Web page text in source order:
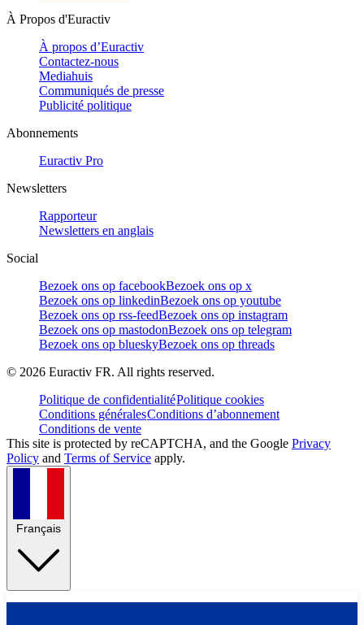
À Propos d'Euractiv
À propos d’Euractiv
Contactez-nous
Mediahuis
Communiqués de presse
Publicité politique
Abonnements
Euractiv Pro
Newsletters
Rapporteur
Newsletters en anglais
Social
Bezoek ons op facebookBezoek ons op x
Bezoek ons op linkedinBezoek ons op youtube
Bezoek ons op rss-feedBezoek ons op instagram
Bezoek ons op mastodonBezoek ons op telegram
Bezoek ons op blueskyBezoek ons op threads
© 2026 Euractiv FR. All rights reserved.
Politique de confidentialitéPolitique cookies
Conditions généralesConditions d’abonnement
Conditions de vente
This site is protected by reCAPTCHA, and the Google Privacy
Policy and Terms of Service apply.
Français